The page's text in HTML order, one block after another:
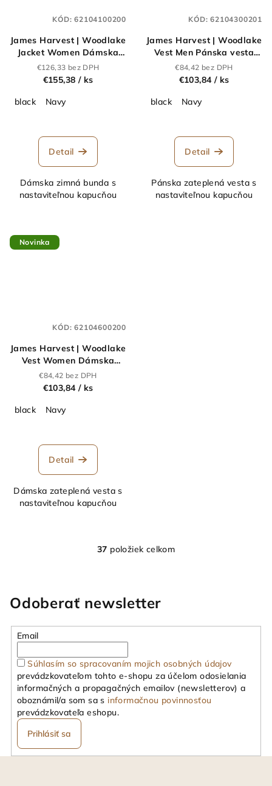
James Harvest | Woodlake
Jacket Women Dámska
zimná bunda "Woodlake
Heights"_62.1041
€126,33 bez DPH
€155,38 / ks
black
Navy
Detail
Dámska zimná bunda s
nastaviteľnou kapucňou
KÓD:62104100200
James Harvest | Woodlake
Vest Men Pánska vesta
"Woodlake
Heights"_62.1043
€84,42 bez DPH
€103,84 / ks
black
Navy
Detail
Pánska zateplená vesta s
nastaviteľnou kapucňou
KÓD:62104300201
Novinka
James Harvest | Woodlake
Vest Women Dámska
vesta "Woodlake
Heights"_62.1046
€84,42 bez DPH
€103,84 / ks
black
Navy
Detail
Dámska zateplená vesta s
nastaviteľnou kapucňou
KÓD:62104600200
O
á
d
a
e
p
r
37 položiek celkom
Odoberať newsletter
Email
Súhlasím so spracovaním mojich osobných údajov
prevádzkovateľom tohto e-shopu za účelom odosielania
informačných a propagačných emailov (newsletterov) a
oboznámil/a som sa s informačnou povinnosťou
prevádzkovateľa eshopu.
Prihlásiť sa